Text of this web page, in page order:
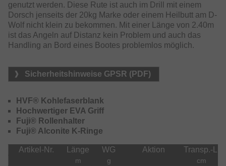
genutzt werden. Diese Rute ist auch im Drill mit einem
Dorsch jenseits der 20kg Marke oder einem Heilbutt am D-
Wolf nicht klein zu bekommen. Mit einer Länge von 2.40m
ist das Angeln auf Distanz kein Problem und auch das
Handling an Bord eines Bootes problemlos möglich.
Sicherheitshinweise GPSR (PDF)
HVF® Kohlefaserblank
Hochwertiger EVA Griff
Fuji® Rollenhalter
Fuji® Alconite K-Ringe
Artikel-Nr. Länge WG Aktion Transp.-L.
m g cm